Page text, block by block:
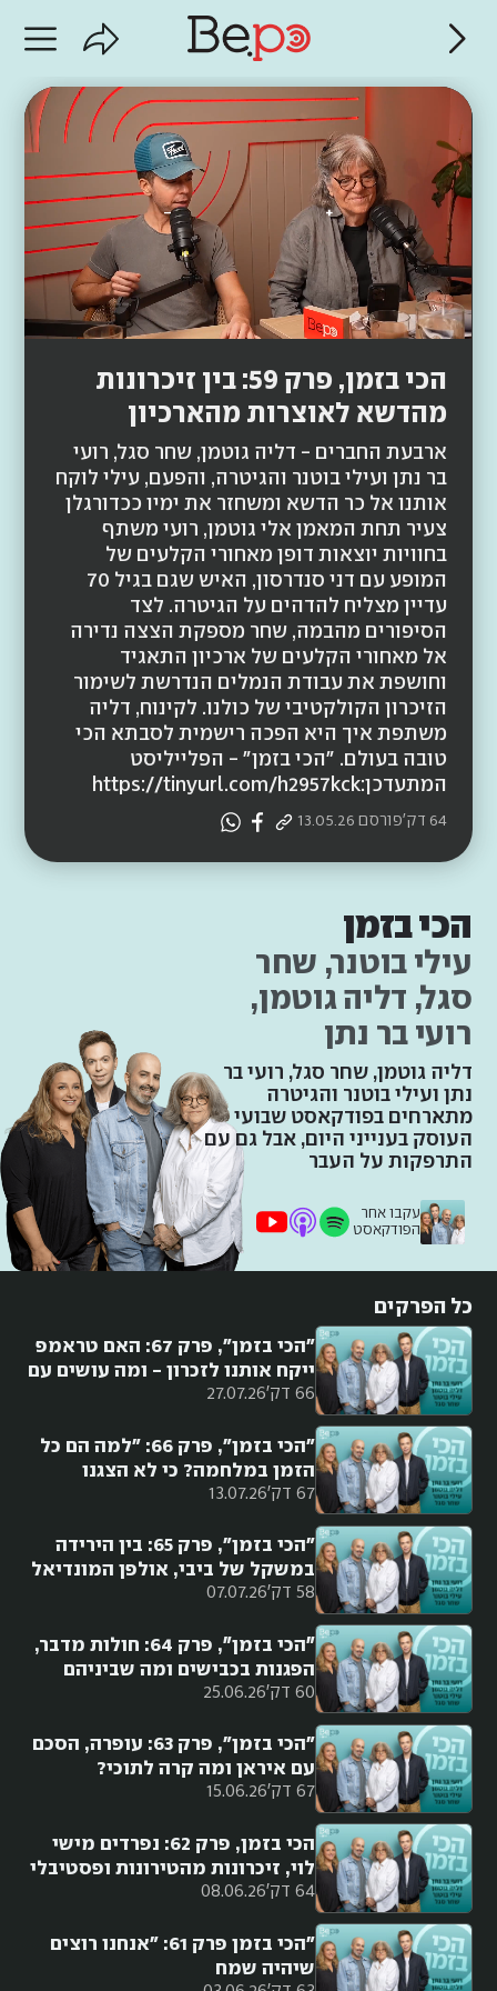
הכי בזמן, פרק 59: בין זיכרונות
מהדשא לאוצרות מהארכיון
ארבעת החברים - דליה גוטמן, שחר סגל, רועי
בר נתן ועילי בוטנר והגיטרה, והפעם, עילי לוקח
אותנו אל כר הדשא ומשחזר את ימיו ככדורגלן
צעיר תחת המאמן אלי גוטמן, רועי משתף
בחוויות יוצאות דופן מאחורי הקלעים של
המופע עם דני סנדרסון, האיש שגם בגיל 70
עדיין מצליח להדהים על הגיטרה. לצד
הסיפורים מהבמה, שחר מספקת הצצה נדירה
אל מאחורי הקלעים של ארכיון התאגיד
וחושפת את עבודת הנמלים הנדרשת לשימור
הזיכרון הקולקטיבי של כולנו. לקינוח, דליה
משתפת איך היא הפכה רישמית לסבתא הכי
טובה בעולם. ״הכי בזמן״ - הפלייליסט
המתעדכן:https://tinyurl.com/h2957kck
64 דק' פורסם 13.05.26
הכי בזמן
עילי בוטנר, שחר
סגל, דליה גוטמן,
רועי בר נתן
דליה גוטמן, שחר סגל, רועי בר
נתן ועילי בוטנר והגיטרה
מתארחים בפודקאסט שבועי
העוסק בענייני היום, אבל גם עם
התרפקות על העבר
עקבו אחר
הפודקאסט
כל הפרקים
66 דק' 27.07.26
"הכי בזמן", פרק 67: האם טראמפ
ייקח אותנו לזכרון - ומה עושים עם
האי וודאות?
67 דק' 13.07.26
"הכי בזמן", פרק 66: "למה הם כל
הזמן במלחמה? כי לא הצגנו
בפניהם אופציה אחרת"
58 דק' 07.07.26
"הכי בזמן", פרק 65: בין הירידה
במשקל של ביבי, אולפן המונדיאל
ולונג'ביטי
60 דק' 25.06.26
״הכי בזמן״, פרק 64: חולות מדבר,
הפגנות בכבישים ומה שביניהם
67 דק' 15.06.26
"הכי בזמן", פרק 63: עופרה, הסכם
עם איראן ומה קרה לתוכי?
64 דק' 08.06.26
הכי בזמן, פרק 62: נפרדים מישי
לוי, זיכרונות מהטירונות ופסטיבלי
הזמר האבודים
"הכי בזמן פרק 61: "אנחנו רוצים
שיהיה שמח